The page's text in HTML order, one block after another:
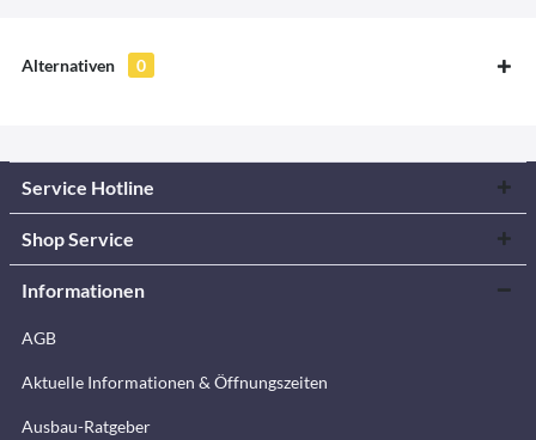
Alternativen 0
Service Hotline
Shop Service
Informationen
AGB
Aktuelle Informationen & Öffnungszeiten
Ausbau-Ratgeber